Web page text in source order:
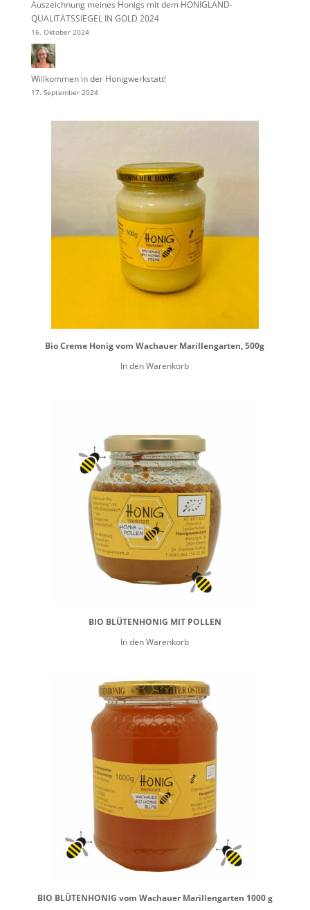
Auszeichnung meines Honigs mit dem HONIGLAND-
QUALITÄTSSIEGEL IN GOLD 2024
16. Oktober 2024
Willkommen in der Honigwerkstatt!
17. September 2024
Bio Creme Honig vom Wachauer Marillengarten, 500g
In den Warenkorb
BIO BLÜTENHONIG MIT POLLEN
In den Warenkorb
BIO BLÜTENHONIG vom Wachauer Marillengarten 1000 g